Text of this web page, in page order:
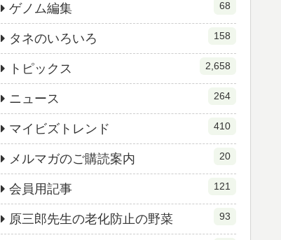
ゲノム編集 68
タネのいろいろ 158
トピックス 2,658
ニュース 264
マイビズトレンド 410
メルマガのご購読案内 20
会員用記事 121
原三郎先生の老化防止の野菜 93